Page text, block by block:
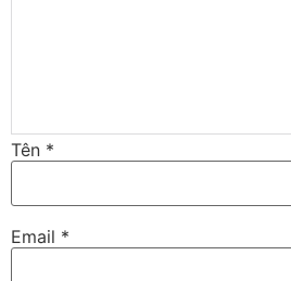
Tên *
Email *